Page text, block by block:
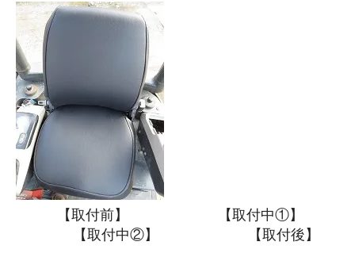
【取付前】 【取付中①】
【取付中②】 【取付後】